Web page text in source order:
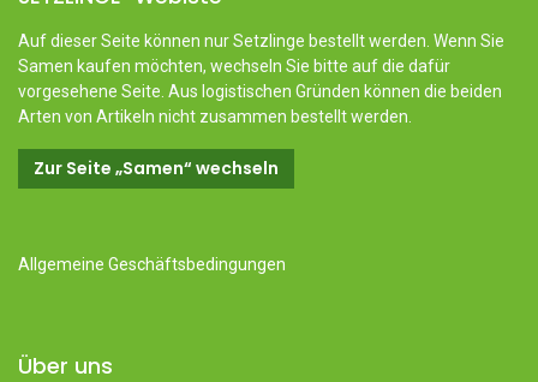
Auf dieser Seite können nur Setzlinge bestellt werden. Wenn Sie
Samen kaufen möchten, wechseln Sie bitte auf die dafür
vorgesehene Seite. Aus logistischen Gründen können die beiden
Arten von Artikeln nicht zusammen bestellt werden.
Zur Seite „Samen“ wechseln
Allgemeine Geschäftsbedingungen
Über uns